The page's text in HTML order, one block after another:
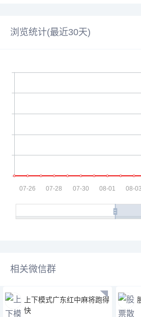
浏览统计(最近30天)
相关微信群
上下模式广东红中麻将跑得
快